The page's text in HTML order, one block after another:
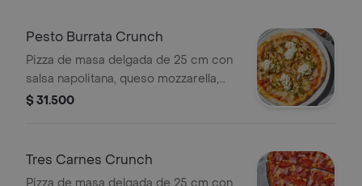
Pesto Burrata Crunch
Pizza de masa delgada de 25 cm con
salsa napolitana, queso mozzarella,
burrata, pesto (tiene maní), almendras
$ 31.500
Tres Carnes Crunch